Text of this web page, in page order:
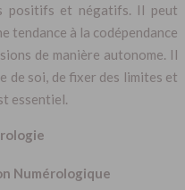
positifs et négatifs. Il peut
tendance à la codépendance
de manière autonome. Il
de soi, de fixer des limites et
essentiel.
Numérologique